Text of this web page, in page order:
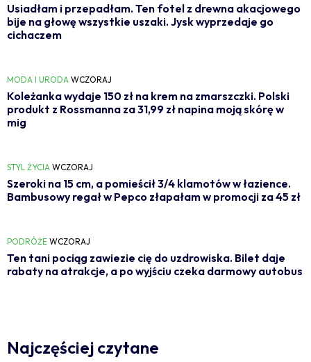
Usiadłam i przepadłam. Ten fotel z drewna akacjowego
bije na głowę wszystkie uszaki. Jysk wyprzedaje go
cichaczem
MODA I URODA WCZORAJ
Koleżanka wydaje 150 zł na krem na zmarszczki. Polski
produkt z Rossmanna za 31,99 zł napina moją skórę w
mig
STYL ŻYCIA WCZORAJ
Szeroki na 15 cm, a pomieścił 3/4 klamotów w łazience.
Bambusowy regał w Pepco złapałam w promocji za 45 zł
PODRÓŻE WCZORAJ
Ten tani pociąg zawiezie cię do uzdrowiska. Bilet daje
rabaty na atrakcje, a po wyjściu czeka darmowy autobus
Najczęściej czytane